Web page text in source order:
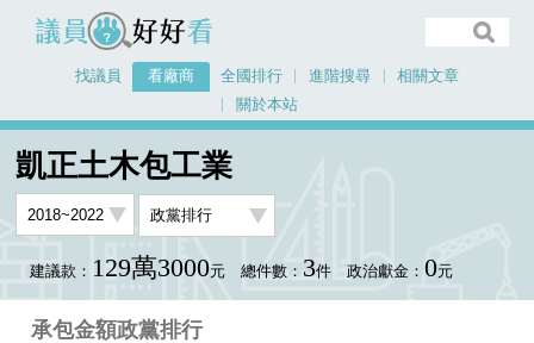
議員好好看
找議員 看廠商 全國排行 進階搜尋
相關文章
關於本站
凱正土木包工業
建議款： 129萬3000元 總件數： 3件 政治獻金： 0元
承包金額政黨排行